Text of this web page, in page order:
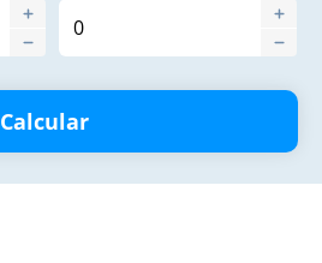
Calcular